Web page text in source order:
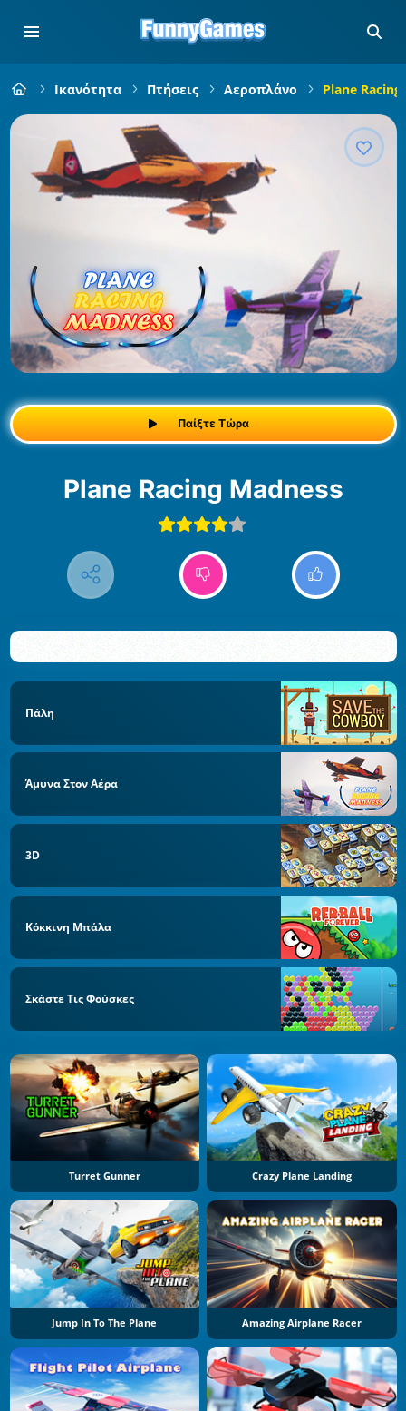
Ικανότητα Πτήσεις Αεροπλάνο Plane
Παίξτε Τώρα
Plane Racing Madness
Πάλη
Άμυνα Στον Αέρα
3D
Κόκκινη Μπάλα
Σκάστε Τις Φούσκες
Turret Gunner Crazy Plane Landing
Jump In To The Plane Amazing Airplane Racer